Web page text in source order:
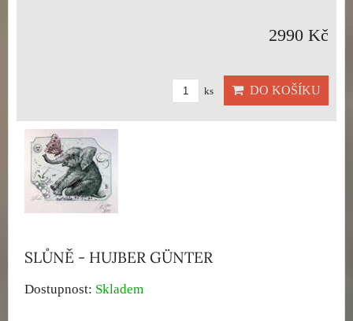
2990 Kč
ks DO KOŠÍKU
SLŮNĚ - HUJBER GÜNTER
Dostupnost: Skladem